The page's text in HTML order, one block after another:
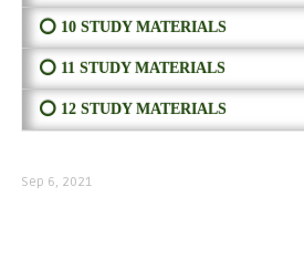
⭕ 10 STUDY MATERIALS
⭕ 11 STUDY MATERIALS
⭕ 12 STUDY MATERIALS
Sep 6, 2021